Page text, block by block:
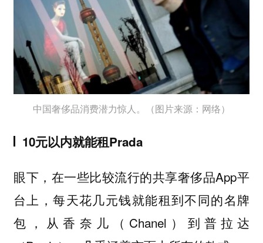
中国奢侈品消费潜力惊人。（图片来源：网络）
10元以内就能租Prada
眼下，在一些比较流行的共享奢侈品App平
台上，每天花几元钱就能租到不同的名牌
包，从香奈儿（Chanel）到普拉达